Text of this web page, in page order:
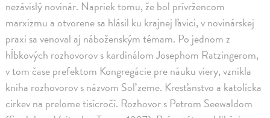
nezávislý novinár. Napriek tomu, že bol prívržencom
marxizmu a otvorene sa hlásil ku krajnej ľavici, v novinárskej
praxi sa venoval aj náboženským témam. Po jednom z
hĺbkových rozhovorov s kardinálom Josephom Ratzingerom,
v tom čase prefektom Kongregácie pre náuku viery, vznikla
kniha rozhovorov s názvom Soľ zeme. Kresťanstvo a katolícka
cirkev na prelome tisícročí. Rozhovor s Petrom Seewaldom